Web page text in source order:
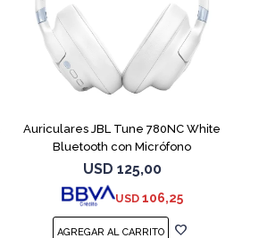
Auriculares JBL Tune 780NC White
Bluetooth con Micrófono
USD 125,00
USD 106,25